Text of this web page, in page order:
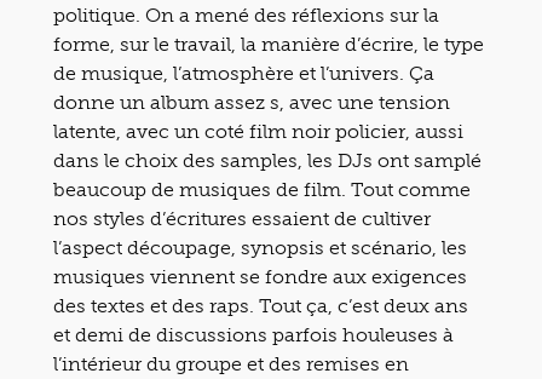
politique. On a mené des réflexions sur la
forme, sur le travail, la manière d’écrire, le type
de musique, l’atmosphère et l’univers. Ça
donne un album assez s, avec une tension
latente, avec un coté film noir policier, aussi
dans le choix des samples, les DJs ont samplé
beaucoup de musiques de film. Tout comme
nos styles d’écritures essaient de cultiver
l’aspect découpage, synopsis et scénario, les
musiques viennent se fondre aux exigences
des textes et des raps. Tout ça, c’est deux ans
et demi de discussions parfois houleuses à
l’intérieur du groupe et des remises en